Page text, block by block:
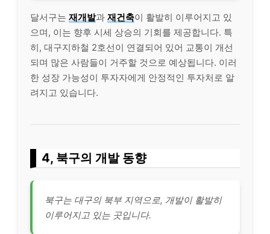
달서구는 재개발과 재건축이 활발히 이루어지고 있
으며, 이는 향후 시세 상승의 기회를 제공합니다. 특
히, 대구지하철 2호선이 연결되어 있어 교통이 개선
되며 많은 사람들이 거주할 것으로 예상됩니다. 이러
한 성장 가능성이 투자자에게 안정적인 투자처로 알
려지고 있습니다.
4, 북구의 개발 동향
북구는 대구의 북부 지역으로, 개발이 활발히
이루어지고 있는 곳입니다.